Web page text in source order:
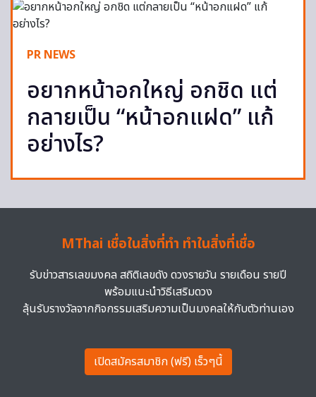
PR NEWS
อยากหน้าอกใหญ่ อกชิด แต่
กลายเป็น “หน้าอกแฝด” แก้
อย่างไร?
MThai เชื่อในสิ่งที่ทำ ทำในสิ่งที่เชื่อ
รับข่าวสารเลขมงคล สถิติเลขดัง ดวงรายวัน รายเดือน รายปี
พร้อมแนะนำวิธีเสริมดวง
ลุ้นรับรางวัลจากกิจกรรมเสริมความเป็นมงคลให้กับตัวท่านเอง
เปิดสมัครสมาชิก (ฟรี) เร็วๆนี้